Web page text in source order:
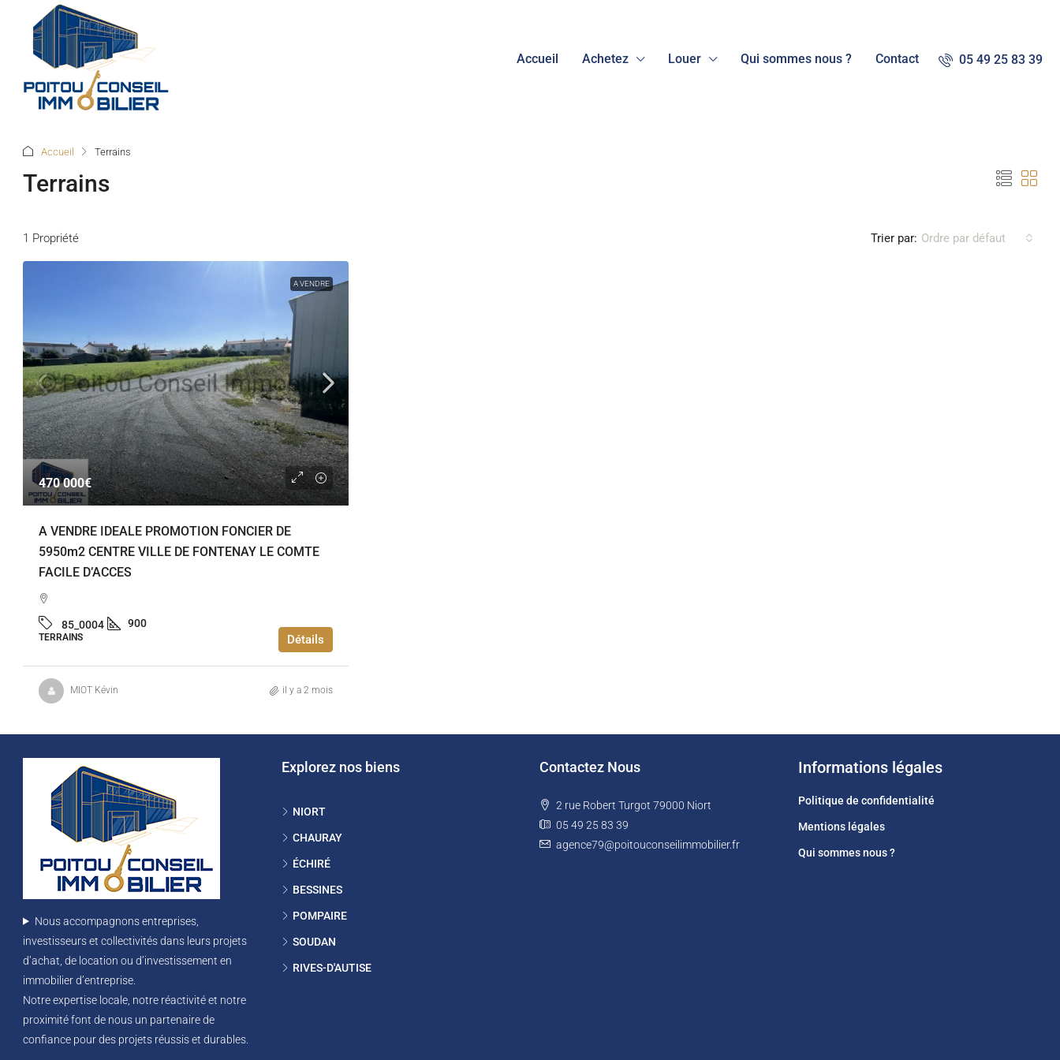
Accueil Achetez Louer Qui sommes nous ? Contact 05 49 25 83 39
Accueil Terrains
Terrains
1 Propriété Trier par: Ordre par défaut
A VENDRE
470 000€
A VENDRE IDEALE PROMOTION FONCIER DE
5950m2 CENTRE VILLE DE FONTENAY LE COMTE
FACILE D’ACCES
85_0004 900
TERRAINS Détails
MIOT Kévin il y a 2 mois
Nous accompagnons entreprises,
investisseurs et collectivités dans leurs projets
d’achat, de location ou d’investissement en
immobilier d’entreprise.
Notre expertise locale, notre réactivité et notre
proximité font de nous un partenaire de
confiance pour des projets réussis et durables.
Explorez nos biens
NIORT
CHAURAY
ÉCHIRÉ
BESSINES
POMPAIRE
SOUDAN
RIVES-D'AUTISE
Contactez Nous
2 rue Robert Turgot 79000 Niort
05 49 25 83 39
agence79@poitouconseilimmobilier.fr
Informations légales
Politique de confidentialité
Mentions légales
Qui sommes nous ?